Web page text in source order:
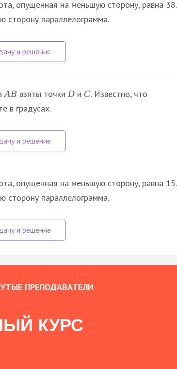
опущенная на меньшую сторону, равна 38.
параллелограмма.
AB взяты точкиD и C. Известно, что
в градусах.
опущенная на меньшую сторону, равна 15.
параллелограмма.
ПРЕПОДАВАТЕЛИ
КУРС